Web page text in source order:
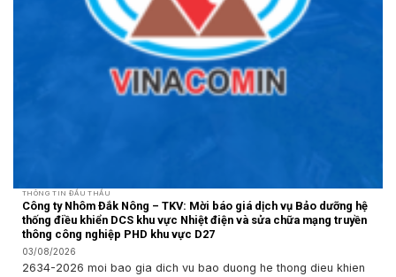
THÔNG TIN ĐẤU THẦU
Công ty Nhôm Đắk Nông – TKV: Mời báo giá dịch vụ Bảo dưỡng hệ
thống điều khiển DCS khu vực Nhiệt điện và sửa chữa mạng truyền
thông công nghiệp PHD khu vực D27
03/08/2026
2634-2026 moi bao gia dich vu bao duong he thong dieu khien